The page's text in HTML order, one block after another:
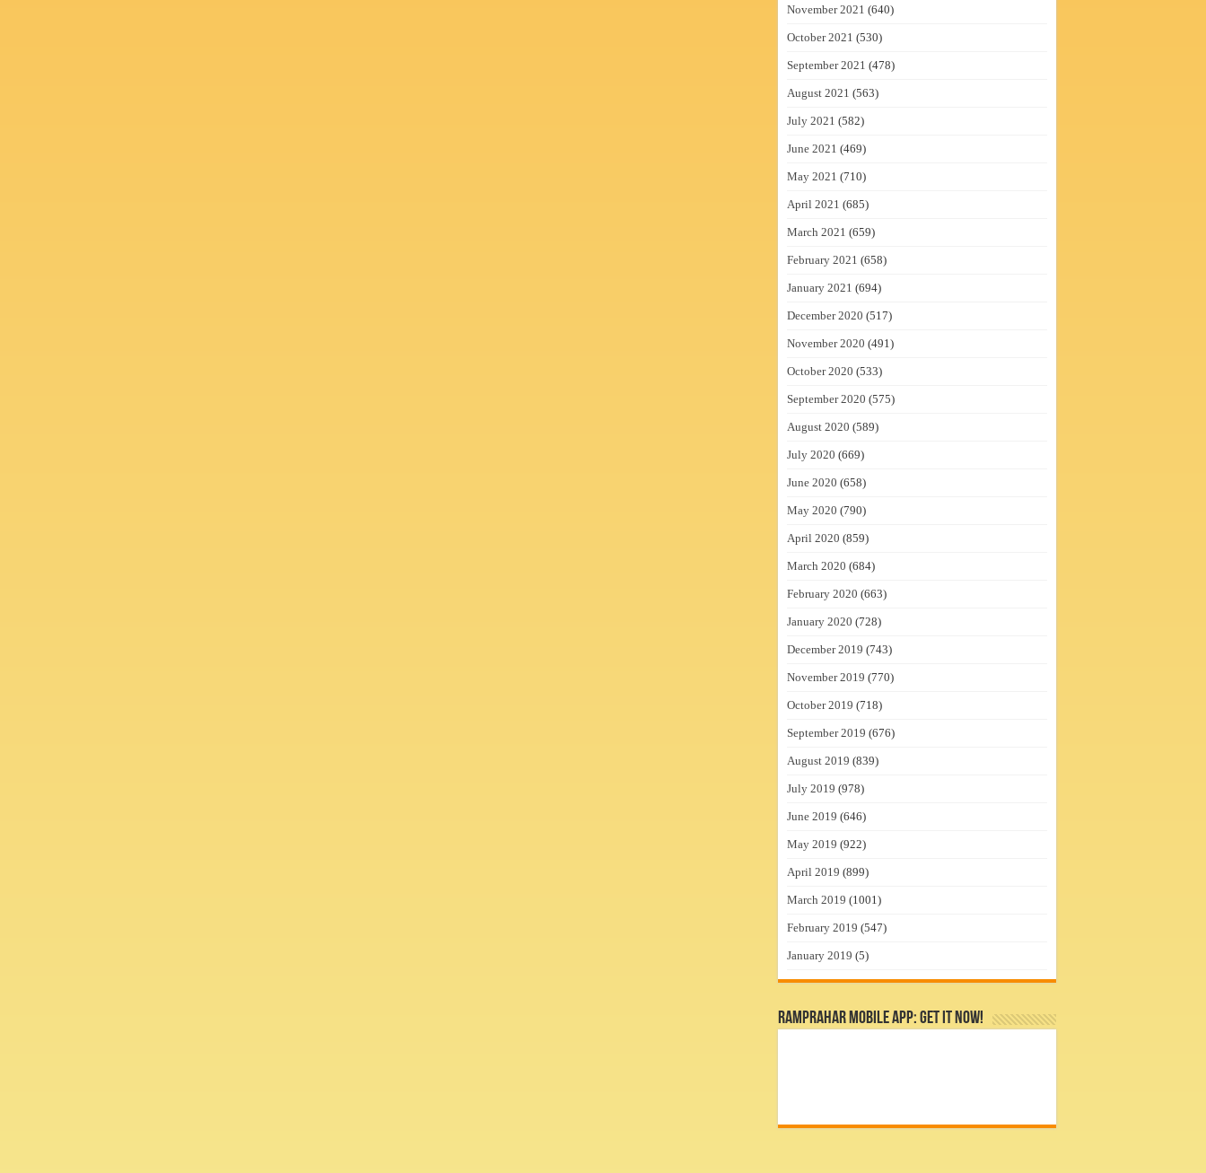
November 2021 (640)
October 2021 (530)
September 2021 (478)
August 2021 (563)
July 2021 (582)
June 2021 (469)
May 2021 (710)
April 2021 (685)
March 2021 (659)
February 2021 (658)
January 2021 (694)
December 2020 (517)
November 2020 (491)
October 2020 (533)
September 2020 (575)
August 2020 (589)
July 2020 (669)
June 2020 (658)
May 2020 (790)
April 2020 (859)
March 2020 (684)
February 2020 (663)
January 2020 (728)
December 2019 (743)
November 2019 (770)
October 2019 (718)
September 2019 (676)
August 2019 (839)
July 2019 (978)
June 2019 (646)
May 2019 (922)
April 2019 (899)
March 2019 (1001)
February 2019 (547)
January 2019 (5)
RamPrahar Mobile App: Get it Now!